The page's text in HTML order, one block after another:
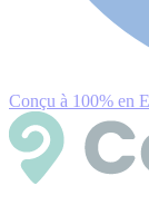
Conçu à 100% en